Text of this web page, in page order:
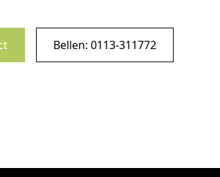
Bellen: 0113-311772